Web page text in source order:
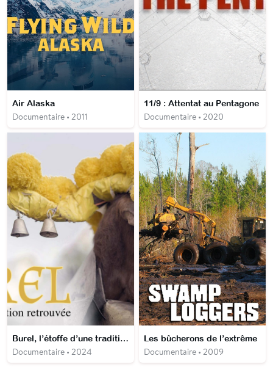
Air Alaska
Documentaire • 2011
11/9 : Attentat au Pentagone
Documentaire • 2020
Burel, l’étoffe d’une tradition retrouvée
Documentaire • 2024
Les bûcherons de l’extrême
Documentaire • 2009